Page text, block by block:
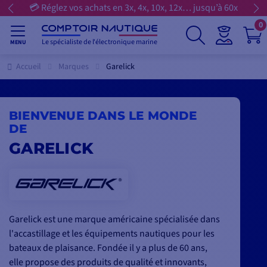
💳 Réglez vos achats en 3x, 4x, 10x, 12x… jusqu’à 60x
MENU Le spécialiste de l'électronique marine
0
Accueil Marques Garelick
BIENVENUE DANS LE MONDE
DE
GARELICK
Garelick est une marque américaine spécialisée dans
l'accastillage et les équipements nautiques pour les
bateaux de plaisance. Fondée il y a plus de 60 ans,
elle propose des produits de qualité et innovants,